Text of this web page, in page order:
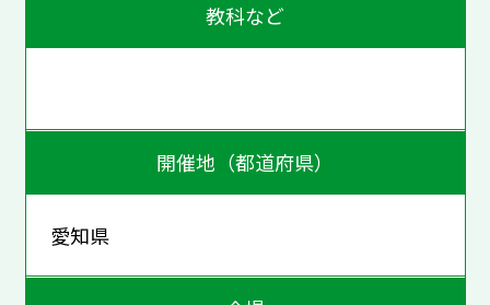
教科など
開催地（都道府県）
愛知県